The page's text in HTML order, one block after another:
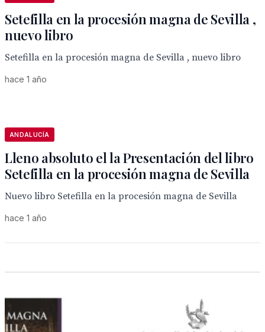
Setefilla en la procesión magna de Sevilla ,
nuevo libro
Setefilla en la procesión magna de Sevilla , nuevo libro
hace 1 año
ANDALUCÍA
Lleno absoluto el la Presentación del libro
Setefilla en la procesión magna de Sevilla
Nuevo libro Setefilla en la procesión magna de Sevilla
hace 1 año